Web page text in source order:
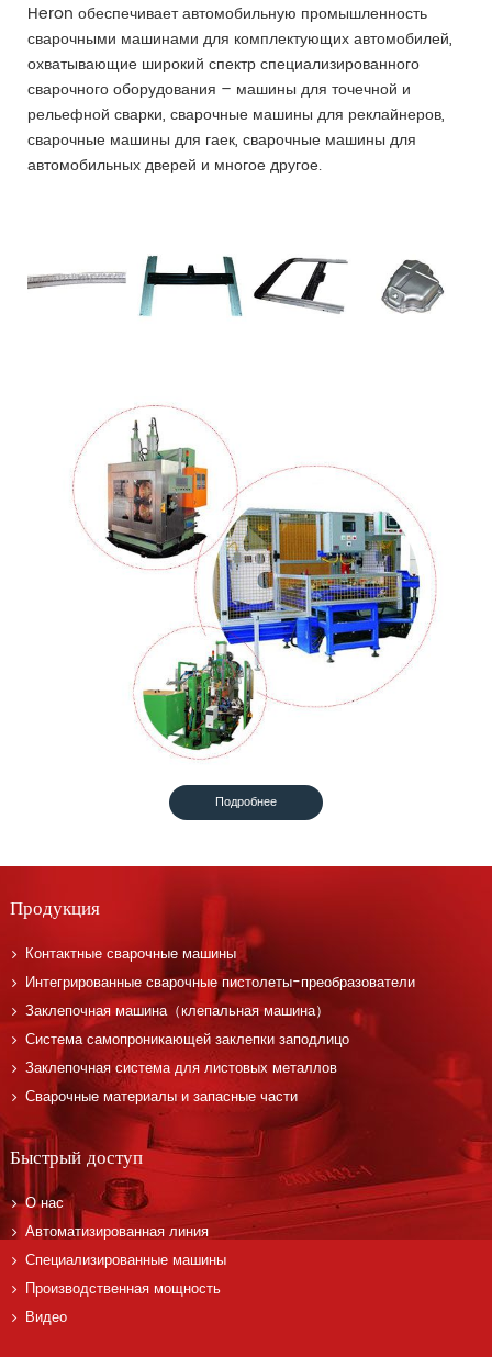
Heron обеспечивает автомобильную промышленность
сварочными машинами для комплектующих автомобилей,
охватывающие широкий спектр специализированного
сварочного оборудования – машины для точечной и
рельефной сварки, сварочные машины для реклайнеров,
сварочные машины для гаек, сварочные машины для
автомобильных дверей и многое другое.
Подробнее
Продукция
Контактные сварочные машины
Интегрированные сварочные пистолеты-преобразователи
Заклепочная машина（клепальная машина）
Система самопроникающей заклепки заподлицо
Заклепочная система для листовых металлов
Сварочные материалы и запасные части
Быстрый доступ
О нас
Автоматизированная линия
Специализированные машины
Производственная мощность
Видео